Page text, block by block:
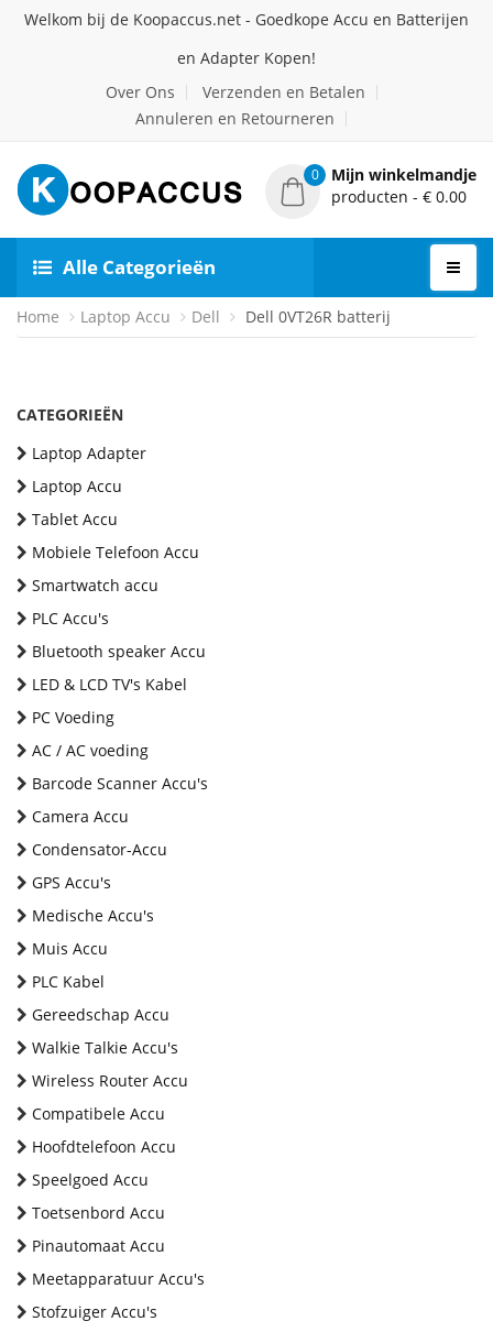
Welkom bij de Koopaccus.net - Goedkope Accu en Batterijen
en Adapter Kopen!
Over Ons
Verzenden en Betalen
Annuleren en Retourneren
0
Mijn winkelmandje
producten - € 0.00
Alle Categorieën
Home Laptop Accu Dell Dell 0VT26R batterij
CATEGORIEËN
Laptop Adapter
Laptop Accu
Tablet Accu
Mobiele Telefoon Accu
Smartwatch accu
PLC Accu's
Bluetooth speaker Accu
LED & LCD TV's Kabel
PC Voeding
AC / AC voeding
Barcode Scanner Accu's
Camera Accu
Condensator-Accu
GPS Accu's
Medische Accu's
Muis Accu
PLC Kabel
Gereedschap Accu
Walkie Talkie Accu's
Wireless Router Accu
Compatibele Accu
Hoofdtelefoon Accu
Speelgoed Accu
Toetsenbord Accu
Pinautomaat Accu
Meetapparatuur Accu's
Stofzuiger Accu's